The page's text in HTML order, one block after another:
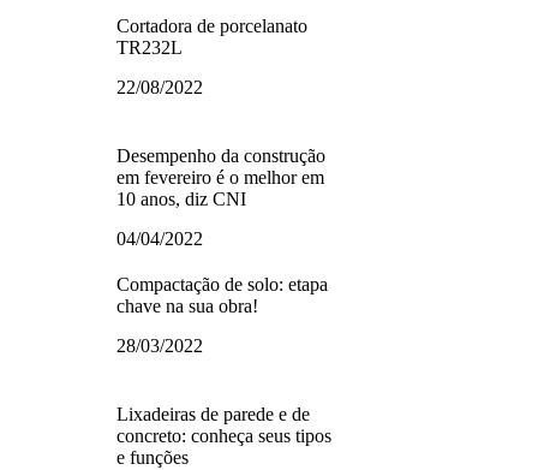
Cortadora de porcelanato
TR232L
22/08/2022
Desempenho da construção
em fevereiro é o melhor em
10 anos, diz CNI
04/04/2022
Compactação de solo: etapa
chave na sua obra!
28/03/2022
Lixadeiras de parede e de
concreto: conheça seus tipos
e funções